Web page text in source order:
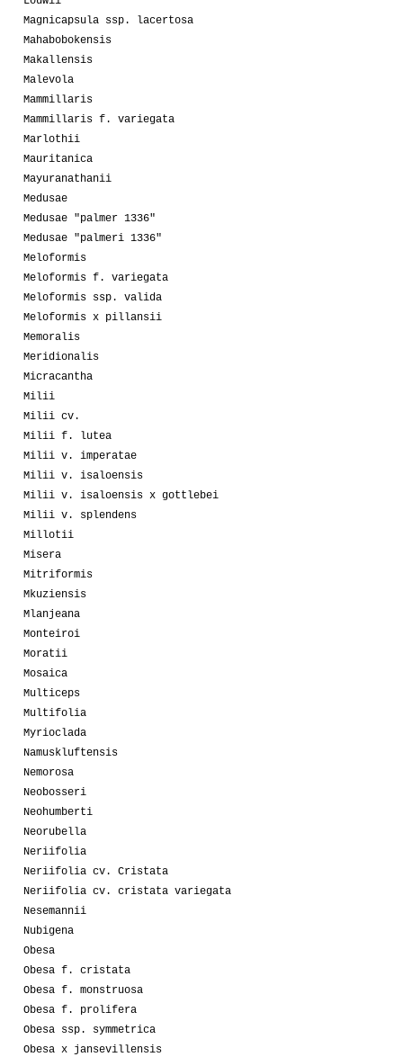
Magnicapsula ssp. lacertosa
Mahabobokensis
Makallensis
Malevola
Mammillaris
Mammillaris f. variegata
Marlothii
Mauritanica
Mayuranathanii
Medusae
Medusae "palmer 1336"
Medusae "palmeri 1336"
Meloformis
Meloformis f. variegata
Meloformis ssp. valida
Meloformis x pillansii
Memoralis
Meridionalis
Micracantha
Milii
Milii cv.
Milii f. lutea
Milii v. imperatae
Milii v. isaloensis
Milii v. isaloensis x gottlebei
Milii v. splendens
Millotii
Misera
Mitriformis
Mkuziensis
Mlanjeana
Monteiroi
Moratii
Mosaica
Multiceps
Multifolia
Myrioclada
Namuskluftensis
Nemorosa
Neobosseri
Neohumberti
Neorubella
Neriifolia
Neriifolia cv. Cristata
Neriifolia cv. cristata variegata
Nesemannii
Nubigena
Obesa
Obesa f. cristata
Obesa f. monstruosa
Obesa f. prolifera
Obesa ssp. symmetrica
Obesa x jansevillensis